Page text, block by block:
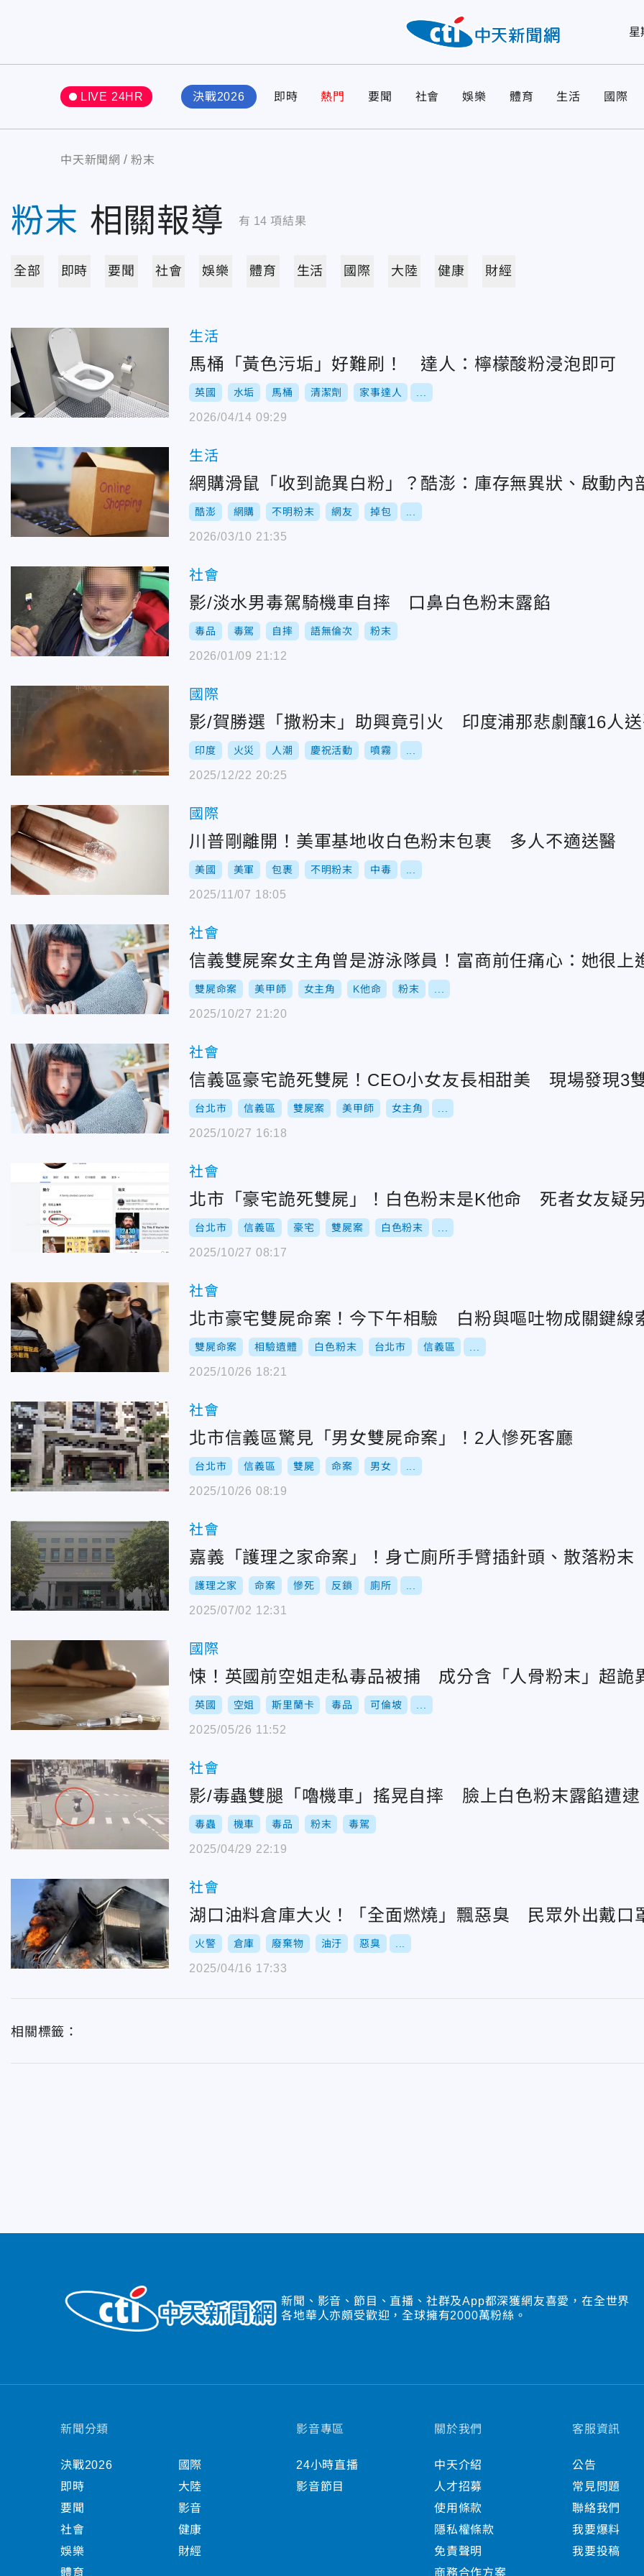
星
LIVE 24HR 決戰2026 即時 熱門 要聞 社會 娛樂 體育 生活 國際
中天新聞網 粉末
粉末 相關報導 有 14 項結果
全部 即時 要聞 社會 娛樂 體育 生活 國際 大陸 健康 財經
生活
馬桶「黃色污垢」好難刷！ 達人：檸檬酸粉浸泡即可
英國 水垢 馬桶 清潔劑 家事達人
2026/04/14 09:29
生活
網購滑鼠「收到詭異白粉」？酷澎：庫存無異狀、啟動內
酷澎 網購 不明粉末 網友 掉包
2026/03/10 21:35
社會
影/淡水男毒駕騎機車自摔 口鼻白色粉末露餡
毒品 毒駕 自摔 語無倫次 粉末
2026/01/09 21:12
國際
影/賀勝選「撒粉末」助興竟引火 印度浦那悲劇釀16人
印度 火災 人潮 慶祝活動 噴霧
2025/12/22 20:25
國際
川普剛離開！美軍基地收白色粉末包裹 多人不適送醫
美國 美軍 包裹 不明粉末 中毒
2025/11/07 18:05
社會
信義雙屍案女主角曾是游泳隊員！富商前任痛心：她很上
雙屍命案 美甲師 女主角 K他命 粉末
2025/10/27 21:20
社會
信義區豪宅詭死雙屍！CEO小女友長相甜美 現場發現3
台北市 信義區 雙屍案 美甲師 女主角
2025/10/27 16:18
社會
北市「豪宅詭死雙屍」！白色粉末是K他命 死者女友疑
台北市 信義區 豪宅 雙屍案 白色粉末
2025/10/27 08:17
社會
北市豪宅雙屍命案！今下午相驗 白粉與嘔吐物成關鍵線
雙屍命案 相驗遺體 白色粉末 台北市 信義區
2025/10/26 18:21
社會
北市信義區驚見「男女雙屍命案」！2人慘死客廳
台北市 信義區 雙屍 命案 男女
2025/10/26 08:19
社會
嘉義「護理之家命案」！身亡廁所手臂插針頭、散落粉末
護理之家 命案 慘死 反鎖 廁所
2025/07/02 12:31
國際
悚！英國前空姐走私毒品被捕 成分含「人骨粉末」超詭
英國 空姐 斯里蘭卡 毒品 可倫坡
2025/05/26 11:52
社會
影/毒蟲雙腿「嚕機車」搖晃自摔 臉上白色粉末露餡遭逮
毒蟲 機車 毒品 粉末 毒駕
2025/04/29 22:19
社會
湖口油料倉庫大火！「全面燃燒」飄惡臭 民眾外出戴口
火警 倉庫 廢棄物 油汙 惡臭
2025/04/16 17:33
相關標籤：
新聞、影音、節目、直播、社群及App都深獲網友喜愛，在全世界
各地華人亦頗受歡迎，全球擁有2000萬粉絲。
新聞分類
決戰2026
即時
要聞
社會
娛樂
體育
國際
大陸
影音
健康
財經
影音專區
24小時直播
影音節目
關於我們
中天介紹
人才招募
使用條款
隱私權條款
免責聲明
商務合作方案
客服資訊
公告
常見問題
聯絡我們
我要爆料
我要投稿